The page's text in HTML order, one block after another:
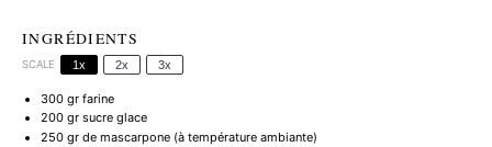
INGRÉDIENTS
SCALE 1x 2x 3x
300gr farine
200gr sucre glace
250gr de mascarpone (à température ambiante)